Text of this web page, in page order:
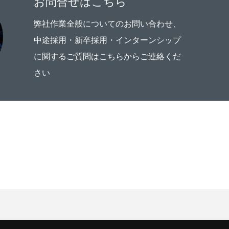
弊社作業全般についてのお問い合わせ、
中途採用・新卒採用・インターンシップ
に関するご質問はこちらからご連絡くだ
さい